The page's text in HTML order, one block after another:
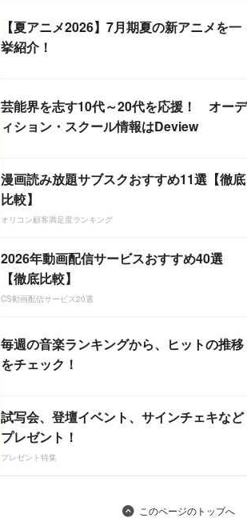
【夏アニメ2026】7月期夏の新アニメを一
挙紹介！
芸能界を志す10代～20代を応援！ オーデ
ィション・スクール情報はDeview
漫画読み放題サブスクおすすめ11選【徹底
比較】
オリコン顧客満足度ランキング
2026年動画配信サービスおすすめ40選
【徹底比較】
CS動画配信サービス20選
毎週の音楽ランキングから、ヒットの推移
をチェック！
試写会、登壇イベント、サインチェキなど
プレゼント！
プレゼント特集
このページのトップへ